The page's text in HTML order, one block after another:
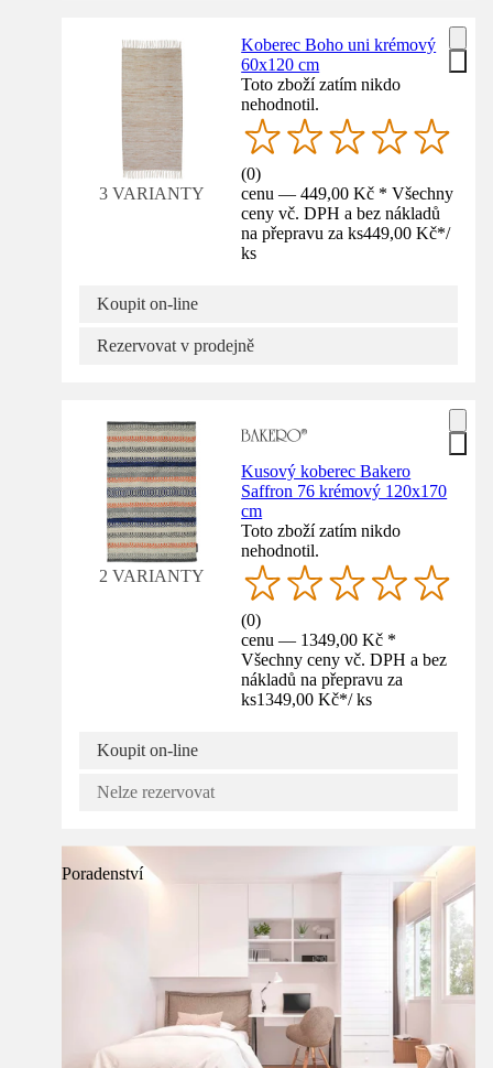
3 VARIANTY
Koberec Boho uni krémový
60x120 cm
Toto zboží zatím nikdo
nehodnotil.
(0)
cenu — 449,00 Kč * Všechny
ceny vč. DPH a bez nákladů
na přepravu za ks449,00 Kč*/
ks
Koupit on-line
Rezervovat v prodejně
2 VARIANTY
Kusový koberec Bakero
Saffron 76 krémový 120x170
cm
Toto zboží zatím nikdo
nehodnotil.
(0)
cenu — 1349,00 Kč *
Všechny ceny vč. DPH a bez
nákladů na přepravu za
ks1349,00 Kč*/ ks
Koupit on-line
Nelze rezervovat
Poradenství